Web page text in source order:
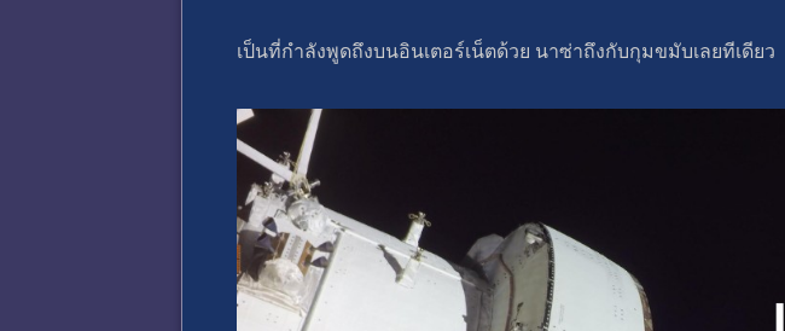
เป็นที่กำลังพูดถึงบนอินเตอร์เน็ตด้วย นาซ่าถึงกับกุมขมับเลยทีเดียว